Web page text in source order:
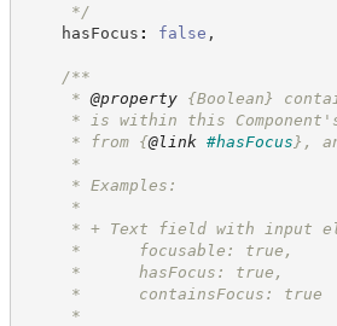
*/
hasFocus : false ,
/**
* @property {Boolean}
* is within this Component's
* from {@link #hasFocus } ,
*
* Examples:
*
* + Text field with input
*      focusable: true,
*      hasFocus: true,
*      containsFocus: true
*